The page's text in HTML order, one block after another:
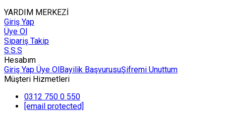
YARDIM MERKEZİ
Giriş Yap
Üye Ol
Sipariş Takip
S.S.S
Hesabım
Giriş Yap Üye OlBayilik BaşvurusuŞifremi Unuttum
Müşteri Hizmetleri
0312 750 0 550
[email protected]